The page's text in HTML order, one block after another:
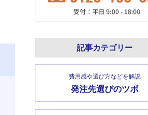
記事カテゴリー
費用感や選び方などを解説
発注先選びのツボ